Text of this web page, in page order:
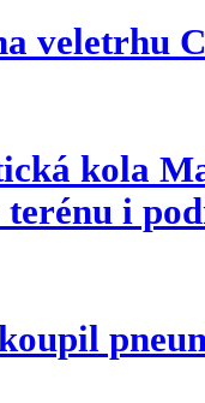
veletrhu
kola
terénu i